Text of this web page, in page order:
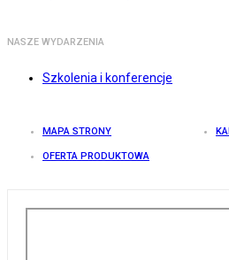
NASZE WYDARZENIA
Szkolenia i konferencje
MAPA STRONY
OFERTA PRODUKTOWA